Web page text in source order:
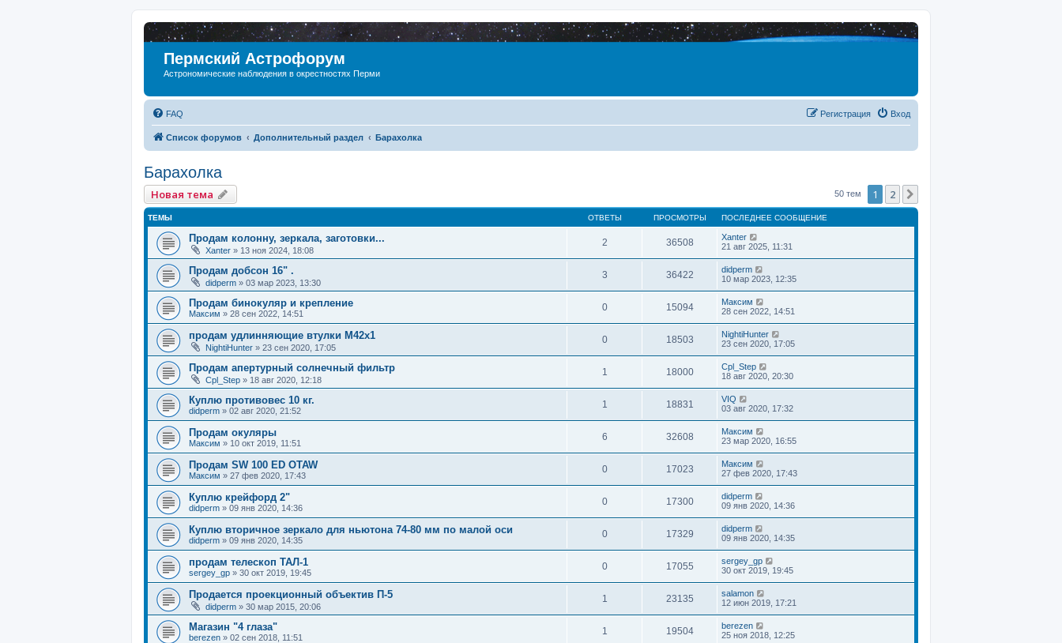
Пермский Астрофорум
Астрономические наблюдения в окрестностях Перми
FAQ Вход
Регистрация
Список форумов Дополнительный раздел Барахолка
Барахолка
Новая тема 50 тем 1 2
ТЕМЫ ОТВЕТЫ ПРОСМОТРЫ ПОСЛЕДНЕЕ СООБЩЕНИЕ
Продам колонну, зеркала, заготовки...
Xanter » 13 ноя 2024, 18:08
2 36508
Xanter
21 авг 2025, 11:31
Продам добсон 16" .
didperm » 03 мар 2023, 13:30
3 36422
didperm
10 мар 2023, 12:35
Продам бинокуляр и крепление
Максим » 28 сен 2022, 14:51
0 15094
Максим
28 сен 2022, 14:51
продам удлинняющие втулки M42x1
NightiHunter » 23 сен 2020, 17:05
0 18503
NightiHunter
23 сен 2020, 17:05
Продам апертурный солнечный фильтр
Cpl_Step » 18 авг 2020, 12:18
1 18000
Cpl_Step
18 авг 2020, 20:30
Куплю противовес 10 кг.
didperm » 02 авг 2020, 21:52
1 18831
VIQ
03 авг 2020, 17:32
Продам окуляры
Максим » 10 окт 2019, 11:51
6 32608
Максим
23 мар 2020, 16:55
Продам SW 100 ED OTAW
Максим » 27 фев 2020, 17:43
0 17023
Максим
27 фев 2020, 17:43
Куплю крейфорд 2"
didperm » 09 янв 2020, 14:36
0 17300
didperm
09 янв 2020, 14:36
Куплю вторичное зеркало для ньютона 74-80 мм по малой оси
didperm » 09 янв 2020, 14:35
0 17329
didperm
09 янв 2020, 14:35
продам телескоп ТАЛ-1
sergey_gp » 30 окт 2019, 19:45
0 17055
sergey_gp
30 окт 2019, 19:45
Продается проекционный объектив П-5
didperm » 30 мар 2015, 20:06
1 23135
salamon
12 июн 2019, 17:21
Магазин "4 глаза"
berezen » 02 сен 2018, 11:51
1 19504
berezen
25 ноя 2018, 12:25